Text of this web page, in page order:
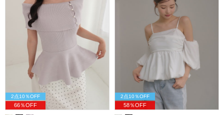
2点10％OFF
66％OFF
2点10％OFF
58％OFF